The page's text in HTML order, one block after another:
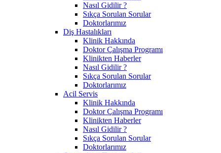
Nasıl Gidilir ?
Sıkça Sorulan Sorular
Doktorlarımız
Diş Hastalıkları
Klinik Hakkında
Doktor Çalışma Programı
Klinikten Haberler
Nasıl Gidilir ?
Sıkça Sorulan Sorular
Doktorlarımız
Acil Servis
Klinik Hakkında
Doktor Çalışma Programı
Klinikten Haberler
Nasıl Gidilir ?
Sıkça Sorulan Sorular
Doktorlarımız